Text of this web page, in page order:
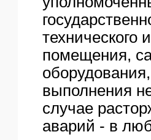
технического
помещения,
выполнения
случае
аварий - в